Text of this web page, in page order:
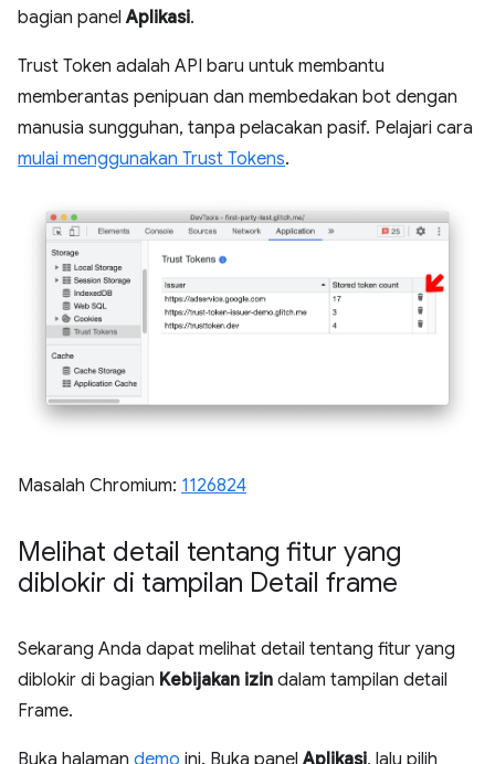
bagian panelAplikasi.
Trust Token adalah API baru untuk membantu
memberantas penipuan dan membedakan bot dengan
manusia sungguhan, tanpa pelacakan pasif. Pelajari cara
mulai menggunakan Trust Tokens.
Masalah Chromium: 1126824
Melihat detail tentang fitur yang
diblokir di tampilan Detail frame
Sekarang Anda dapat melihat detail tentang fitur yang
diblokir di bagian Kebijakan izin dalam tampilan detail
Frame.
Buka halaman demo ini. Buka panelAplikasi, lalu pilih